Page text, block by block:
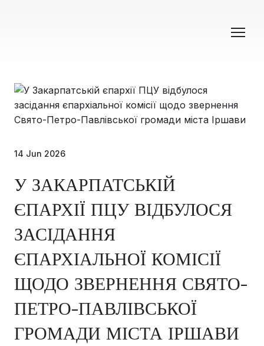
14 Jun 2026
У ЗАКАРПАТСЬКІЙ
ЄПАРХІЇ ПЦУ ВІДБУЛОСЯ
ЗАСІДАННЯ
ЄПАРХІАЛЬНОЇ КОМІСІЇ
ЩОДО ЗВЕРНЕННЯ СВЯТО-
ПЕТРО-ПАВЛІВСЬКОЇ
ГРОМАДИ МІСТА ІРШАВИ